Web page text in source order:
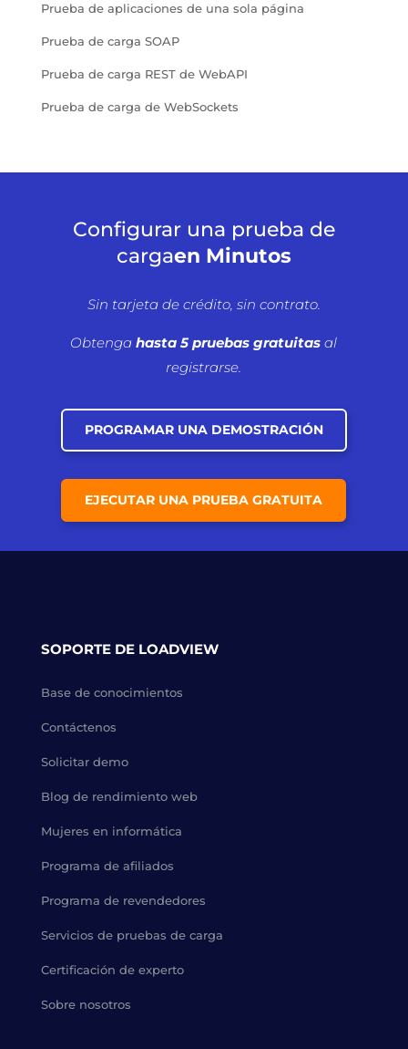
Prueba de aplicaciones de una sola página
Prueba de carga SOAP
Prueba de carga REST de WebAPI
Prueba de carga de WebSockets
Configurar una prueba de
cargaen Minutos
Sin tarjeta de crédito, sin contrato.
Obtengahasta 5 pruebas gratuitas al
registrarse.
PROGRAMAR UNA DEMOSTRACIÓN
EJECUTAR UNA PRUEBA GRATUITA
SOPORTE DE LOADVIEW
Base de conocimientos
Contáctenos
Solicitar demo
Blog de rendimiento web
Mujeres en informática
Programa de afiliados
Programa de revendedores
Servicios de pruebas de carga
Certificación de experto
Sobre nosotros